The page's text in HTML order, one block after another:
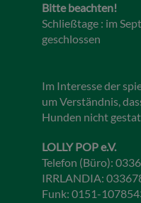
Bitte beachten!
Schließtage : im
geschlossen
Im Interesse der
um Verständnis,
Hunden nicht
LOLLY POP e.V.
Telefon (Büro):
IRRLANDIA:
Funk: 0151-